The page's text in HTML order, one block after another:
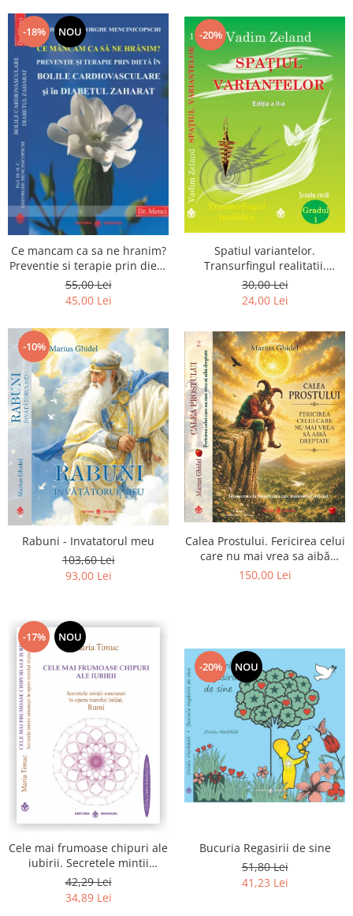
-18% NOU
Ce mancam ca sa ne hranim?
Preventie si terapie prin dieta
in bolile cardiovasculare si in
diabetul zaharat
55,00 Lei
45,00 Lei
-20%
Spatiul variantelor.
Transurfingul realitatii.
Gradul 1. Cum sa ne
dezvoltam intuitia si sa ne
alegem soarta
30,00 Lei
24,00 Lei
-10%
Rabuni - Invatatorul meu
103,60 Lei
93,00 Lei
Calea Prostului. Fericirea celui
care nu mai vrea sa aibă
dreptate - Intoarcerea la
150,00 Lei
-17% NOU
Cele mai frumoase chipuri ale
iubirii. Secretele mintii
omenesti in opera marelui
initiat, Rumi
42,29 Lei
34,89 Lei
-20% NOU
Bucuria Regasirii de sine
51,80 Lei
41,23 Lei